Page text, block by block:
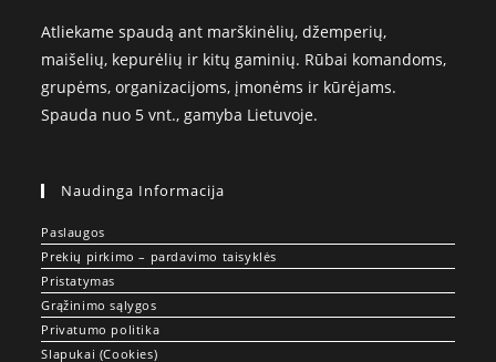
Atliekame spaudą ant marškinėlių, džemperių,
maišelių, kepurėlių ir kitų gaminių. Rūbai komandoms,
grupėms, organizacijoms, įmonėms ir kūrėjams.
Spauda nuo 5 vnt., gamyba Lietuvoje.
Naudinga Informacija
Paslaugos
Prekių pirkimo – pardavimo taisyklės
Pristatymas
Grąžinimo sąlygos
Privatumo politika
Slapukai (Cookies)